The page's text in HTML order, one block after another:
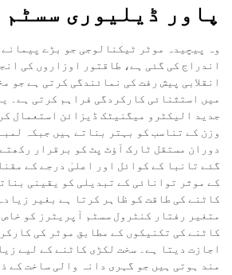
پاور ڈیلیوری سسٹم
وہ پیچیدہ موٹر ٹیکنالوجی جو بڑے
اندراج کی گئی ہے، طاقتور اوزاروں کی
انقلابی پیش رفت کی نمائندگی کرتی ہے جو
میں استثنائی کارکردگی فراہم کرتی ہے۔
جدید الیکٹرو میگنیٹک ڈیزائن استعمال
وزن کے تناسب کو بہتر بناتے ہیں جبکہ
دوران مستقل ٹارک آؤٹ پٹ کو برقرار
گئے تانبا کے کوائل اور اعلیٰ درجے کے
کے موثر توانائی کے تبدیلی کو یقینی
کاٹنے کی طاقت کو ظاہر کرتا ہے بغیر
متغیر رفتار کنٹرول سسٹم آپریٹرز کو
کاٹنے کی تکنیکوں کے مطابق موٹر کی
اجازت دیتا ہے۔ سخت لکڑی کاٹنے کے لیے
مند ہوتی ہیں جو گہری دانہ والی ساخت کے